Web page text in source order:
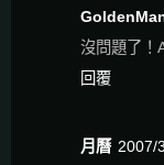
沒問題了！
回覆
月曆 2007/